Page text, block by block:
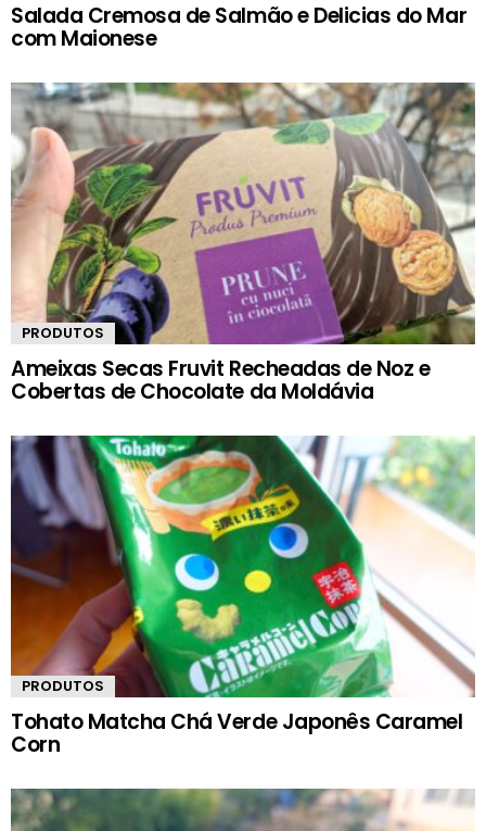
Salada Cremosa de Salmão e Delicias do Mar
com Maionese
PRODUTOS
Ameixas Secas Fruvit Recheadas de Noz e
Cobertas de Chocolate da Moldávia
PRODUTOS
Tohato Matcha Chá Verde Japonês Caramel
Corn